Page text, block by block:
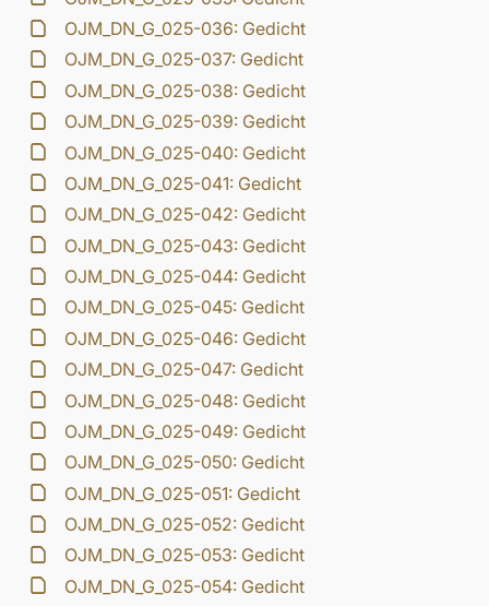
OJM_DN_G_025-036: Gedicht
OJM_DN_G_025-037: Gedicht
OJM_DN_G_025-038: Gedicht
OJM_DN_G_025-039: Gedicht
OJM_DN_G_025-040: Gedicht
OJM_DN_G_025-041: Gedicht
OJM_DN_G_025-042: Gedicht
OJM_DN_G_025-043: Gedicht
OJM_DN_G_025-044: Gedicht
OJM_DN_G_025-045: Gedicht
OJM_DN_G_025-046: Gedicht
OJM_DN_G_025-047: Gedicht
OJM_DN_G_025-048: Gedicht
OJM_DN_G_025-049: Gedicht
OJM_DN_G_025-050: Gedicht
OJM_DN_G_025-051: Gedicht
OJM_DN_G_025-052: Gedicht
OJM_DN_G_025-053: Gedicht
OJM_DN_G_025-054: Gedicht